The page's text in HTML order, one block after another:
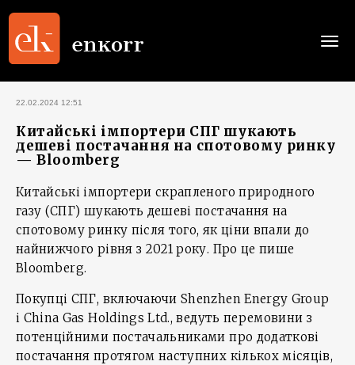
22.02.2024 12:51
Китайські імпортери CПГ шукають
дешеві постачання на спотовому ринку
— Bloomberg
Китайські імпортери скрапленого природного
газу (CПГ) шукають дешеві постачання на
спотовому ринку після того, як ціни впали до
найнижчого рівня з 2021 року. Про це пише
Bloomberg.
Покупці CПГ, включаючи Shenzhen Energy Group
і China Gas Holdings Ltd., ведуть перемовини з
потенційними постачальниками про додаткові
постачання протягом наступних кількох місяців,